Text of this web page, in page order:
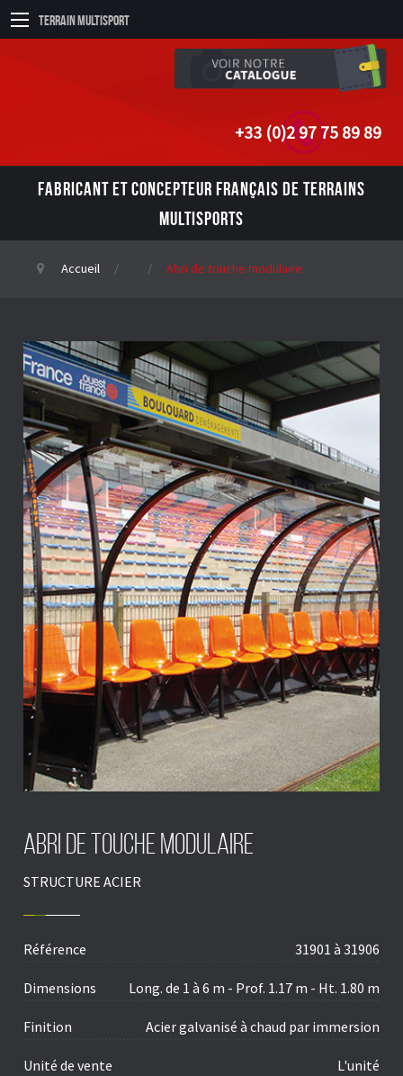
Terrain Multisport
+33 (0)2 97 75 89 89
FABRICANT ET CONCEPTEUR FRANÇAIS DE TERRAINS
MULTISPORTS
Accueil Abri de touche modulaire
Abri de touche modulaire
STRUCTURE ACIER
Référence 31901 à 31906
Dimensions Long. de 1 à 6 m - Prof. 1.17 m - Ht. 1.80 m
Finition Acier galvanisé à chaud par immersion
Unité de vente L'unité